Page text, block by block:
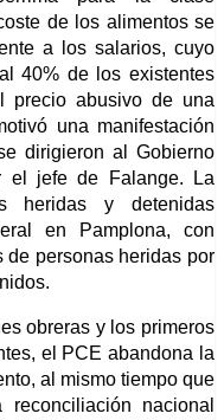
de los alimentosse
a los salarios, cuyo
40% de los existentes
precio abusivo de una
una manifestación
dirigieron al Gobierno
el jefe de Falange. La
heridas y detenidas
en Pamplona, con
de personas heridas por
os.
obreras y los primeros
el PCE abandona la
al mismo tiempo que
nacional